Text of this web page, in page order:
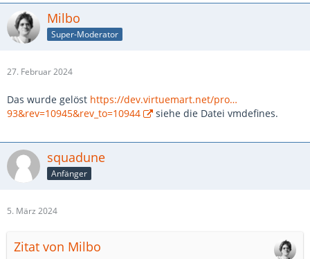
Milbo
Super-Moderator
27. Februar 2024
Das wurde gelöst https://dev.virtuemart.net/pro…
93&rev=10945&rev_to=10944
siehe die Datei vmdefines.
squadune
Anfänger
5. März 2024
Zitat von Milbo